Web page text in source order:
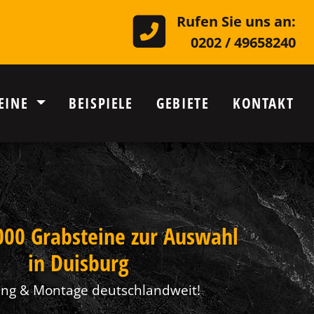
Rufen Sie uns an:
0202 / 49658240
BEISPIELE GEBIETE KONTAKT